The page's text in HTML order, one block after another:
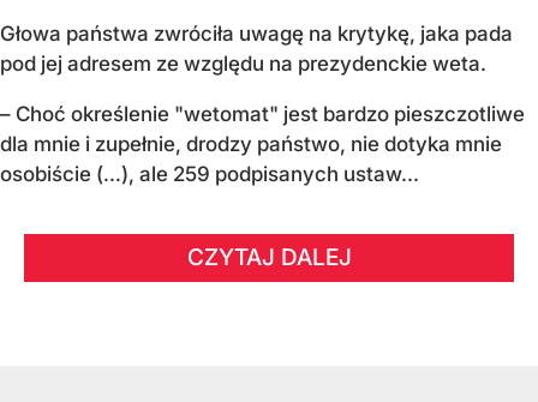
Głowa państwa zwróciła uwagę na krytykę, jaka pada
pod jej adresem ze względu na prezydenckie weta.
– Choć określenie "wetomat" jest bardzo pieszczotliwe
dla mnie i zupełnie, drodzy państwo, nie dotyka mnie
osobiście (…), ale 259 podpisanych ustaw...
CZYTAJ DALEJ